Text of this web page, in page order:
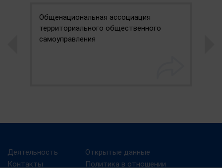
Общенациональная ассоциация
территориального общественного
самоуправления
Деятельность
Контакты
Открытые данные
Политика в отношении